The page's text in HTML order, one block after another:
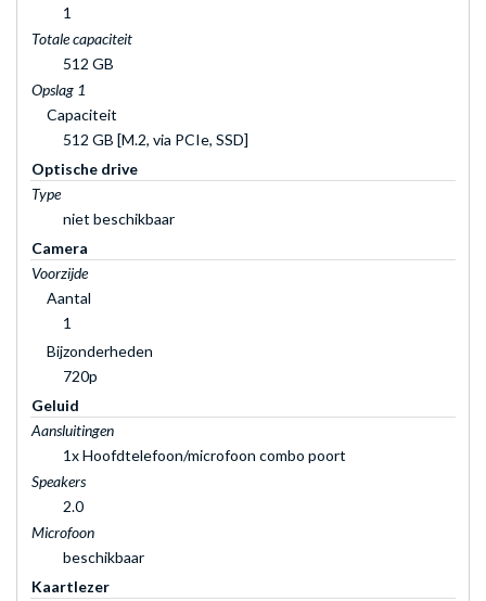
1
Totale capaciteit
512 GB
Opslag 1
Capaciteit
512 GB [M.2, via PCIe, SSD]
Optische drive
Type
niet beschikbaar
Camera
Voorzijde
Aantal
1
Bijzonderheden
720p
Geluid
Aansluitingen
1x Hoofdtelefoon/microfoon combo poort
Speakers
2.0
Microfoon
beschikbaar
Kaartlezer